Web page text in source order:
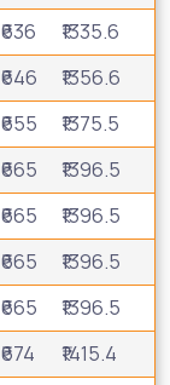
₹636
₹1335.6
₹646
₹1356.6
₹655
₹1375.5
₹665
₹1396.5
₹665
₹1396.5
₹665
₹1396.5
₹665
₹1396.5
₹674
₹1415.4